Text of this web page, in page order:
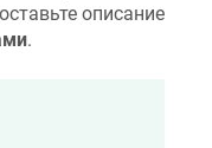
описание
.